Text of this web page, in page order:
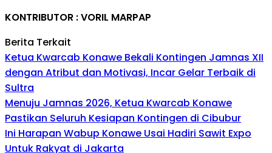
KONTRIBUTOR : VORIL MARPAP
Berita Terkait
Ketua Kwarcab Konawe Bekali Kontingen Jamnas XII
dengan Atribut dan Motivasi, Incar Gelar Terbaik di
Sultra
Menuju Jamnas 2026, Ketua Kwarcab Konawe
Pastikan Seluruh Kesiapan Kontingen di Cibubur
Ini Harapan Wabup Konawe Usai Hadiri Sawit Expo
Untuk Rakyat di Jakarta